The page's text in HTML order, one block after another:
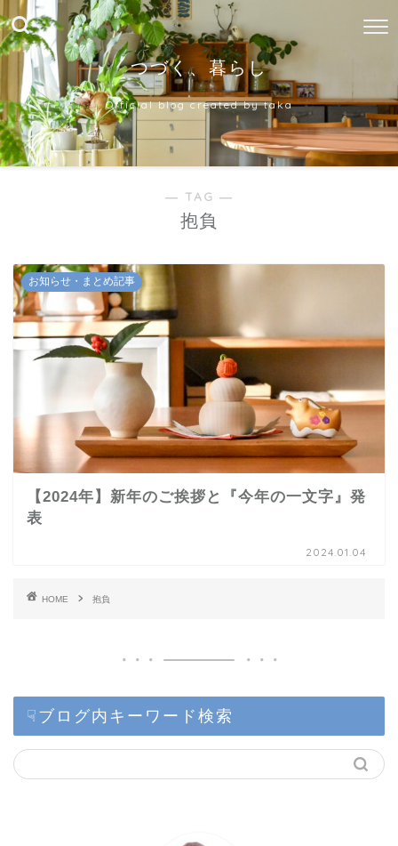
つづく、暮らし
Official blog created by taka
― TAG ―
抱負
お知らせ・まとめ記事
【2024年】新年のご挨拶と『今年の一文字』発
表
2024.01.04
HOME 抱負
☟ブログ内キーワード検索